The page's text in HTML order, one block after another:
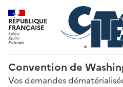
RÉPUBLIQUE
FRANÇAISE
Convention de
Vos demandes